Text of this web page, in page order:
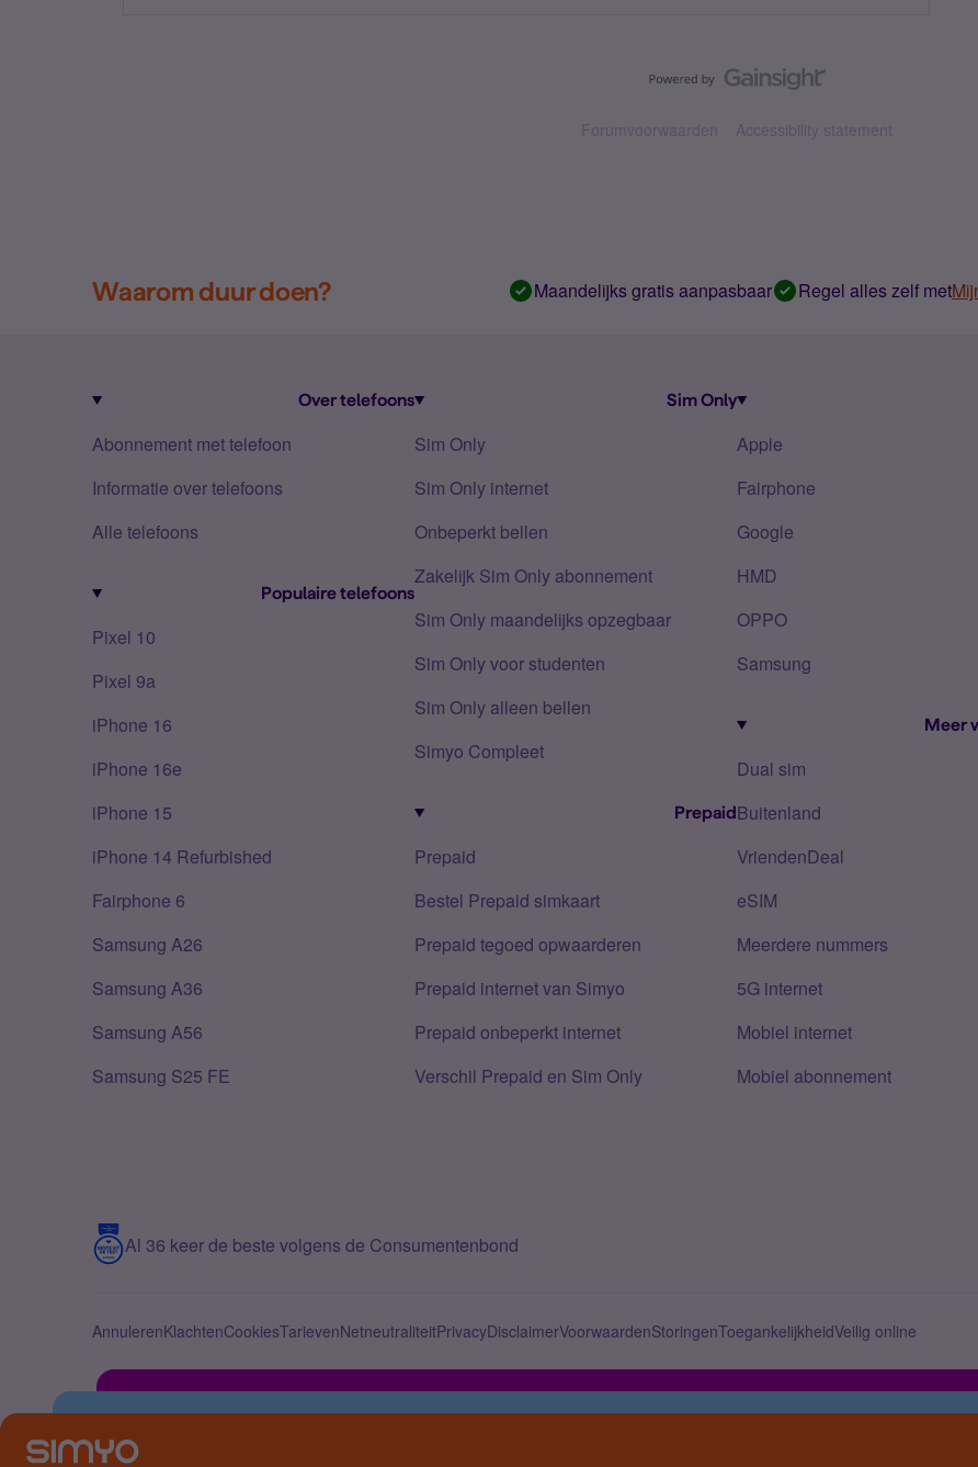
Forumvoorwaarden Accessibility statement
Waarom duur doen? Maandelijks gratis aanpasbaar Regel alles zelf met
Over telefoons
Abonnement met telefoon
Informatie over telefoons
Alle telefoons
Populaire telefoons
Pixel 10
Pixel 9a
iPhone 16
iPhone 16e
iPhone 15
iPhone 14 Refurbished
Fairphone 6
Samsung A26
Samsung A36
Samsung A56
Samsung S25 FE
Sim Only
Sim Only
Sim Only internet
Onbeperkt bellen
Zakelijk Sim Only abonnement
Sim Only maandelijks opzegbaar
Sim Only voor studenten
Sim Only alleen bellen
Simyo Compleet
Prepaid
Prepaid
Bestel Prepaid simkaart
Prepaid tegoed opwaarderen
Prepaid internet van Simyo
Prepaid onbeperkt internet
Verschil Prepaid en Sim Only
Apple
Fairphone
Google
HMD
OPPO
Samsung
Meer
Dual sim
Buitenland
VriendenDeal
eSIM
Meerdere nummers
5G internet
Mobiel internet
Mobiel abonnement
Al 36 keer de beste volgens de Consumentenbond
AnnulerenKlachtenCookiesTarievenNetneutraliteitPrivacyDisclaimerVoorwaardenStoringenToegankelijkheidVeilig online